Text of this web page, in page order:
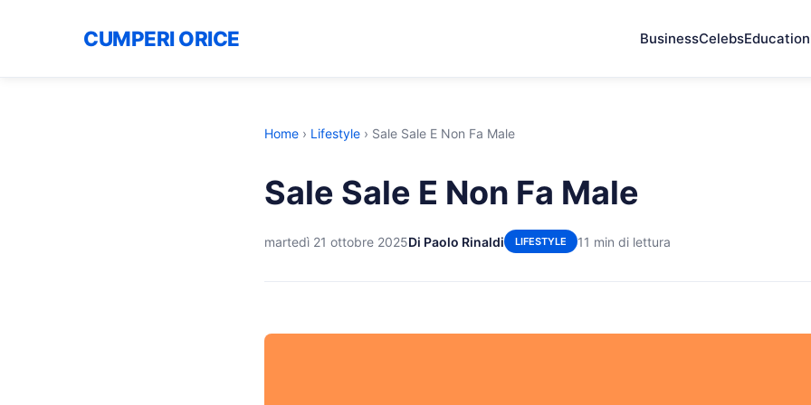
CUMPERI ORICE BusinessCelebsEducation
Home › Lifestyle › Sale Sale E Non Fa Male
Sale Sale E Non Fa Male
martedì 21 ottobre 2025Di Paolo Rinaldi LIFESTYLE 11 min di lettura